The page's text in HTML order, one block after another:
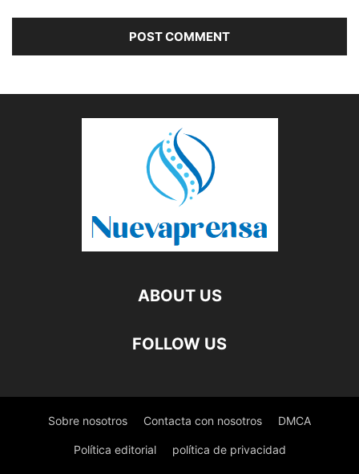
ABOUT US
FOLLOW US
Sobre nosotros Contacta con nosotros DMCA
Política editorial política de privacidad